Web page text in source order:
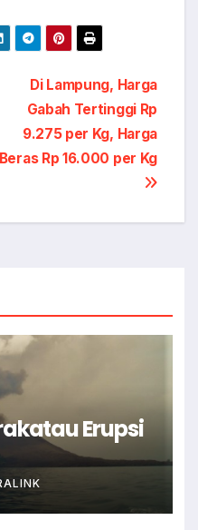
Di Lampung, Harga
Gabah Tertinggi Rp
9.275 per Kg, Harga
Beras Rp 16.000 per Kg
Erupsi